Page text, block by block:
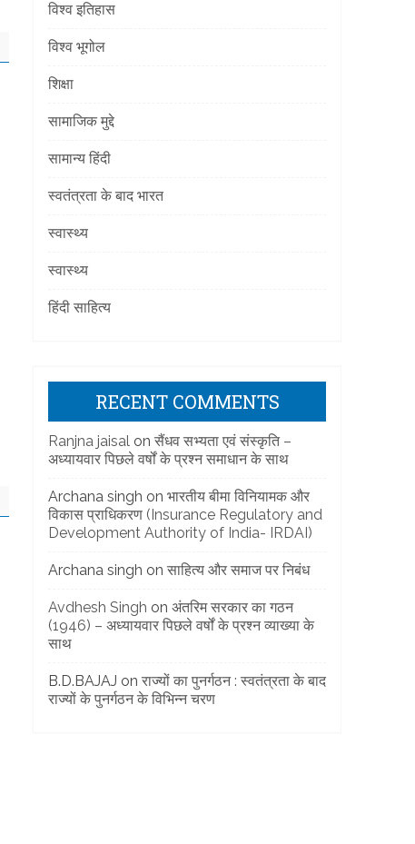
विश्व इतिहास
विश्व भूगोल
शिक्षा
सामाजिक मुद्दे
सामान्य हिंदी
स्वतंत्रता के बाद भारत
स्वास्थ्य
स्वास्थ्य
हिंदी साहित्य
RECENT COMMENTS
Ranjna jaisal on सैंधव सभ्यता एवं संस्कृति –
अध्यायवार पिछले वर्षों के प्रश्न समाधान के साथ
Archana singh on भारतीय बीमा विनियामक और
विकास प्राधिकरण (Insurance Regulatory and
Development Authority of India- IRDAI)
Archana singh on साहित्य और समाज पर निबंध
Avdhesh Singh on अंतरिम सरकार का गठन
(1946) – अध्यायवार पिछले वर्षों के प्रश्न व्याख्या के
साथ
B.D.BAJAJ on राज्यों का पुनर्गठन : स्वतंत्रता के बाद
राज्यों के पुनर्गठन के विभिन्न चरण